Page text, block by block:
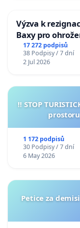
Výzva k
Baxy pro
17 272 podpisů
38 Podpisy / 7 dní
2 Jul 2026
‼️ STOP
1 172 podpisů
30 Podpisy / 7 dní
6 May 2026
Petice za